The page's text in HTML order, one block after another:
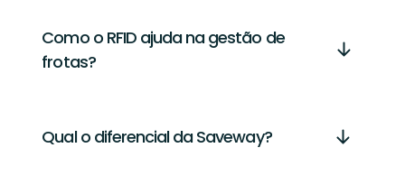
Como o RFID ajuda na gestão de
frotas?
Qual o diferencial da Saveway?